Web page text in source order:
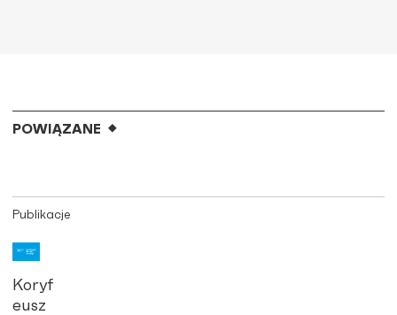
POWIĄZANE
Publikacje
Koryf
eusz